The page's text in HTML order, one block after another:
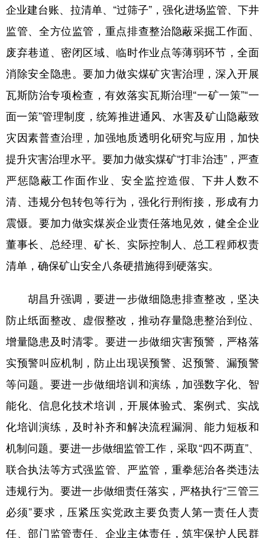
企业建台账、拉清单、“过筛子”，强化进场监管、下井
监管、全方位监管，重点排查整治隐蔽采掘工作面、
废弃巷道、密闭区域、临时作业点等薄弱环节，全面
消除安全隐患。要加力做实煤矿灾害治理，深入开展
瓦斯防治专项检查，有效落实瓦斯治理“一矿一策”“一
面一策”管理制度，统筹推进通风、水害及矿山隐蔽致
灾因素普查治理，加强地质透明化研究与应用，加快
提升灾害治理水平。要加力做实煤矿“打非治违”，严查
严惩隐蔽工作面作业、安全监控造假、下井人数不
清、违规分包转包等行为，强化行刑衔接，形成有力
震慑。要加力做实煤炭企业责任落地见效，健全企业
董事长、总经理、矿长、实际控制人、总工程师权责
清单，确保矿山安全八条硬措施得到硬落实。
胡昌升强调，要进一步做细隐患排查整改，坚决
防止纸面整改、虚假整改，推动存量隐患整治到位、
增量隐患及时清零。要进一步做细灾害预警，严格落
实预警叫应机制，防止出现误预警、迟预警、漏预警
等问题。要进一步做细培训和演练，加强数字化、智
能化、信息化技术培训，开展体验式、案例式、实战
化培训演练，及时补齐和解决流程漏洞、能力短板和
机制问题。要进一步做细监管工作，采取“四不两直”、
联合执法等方式强监管、严监管，重拳惩治各类违法
违规行为。要进一步做细责任落实，严格执行“三管三
必须”要求，压紧压实党政主要负责人第一责任人责
任、部门监管责任、企业主体责任，筑牢保护人民群